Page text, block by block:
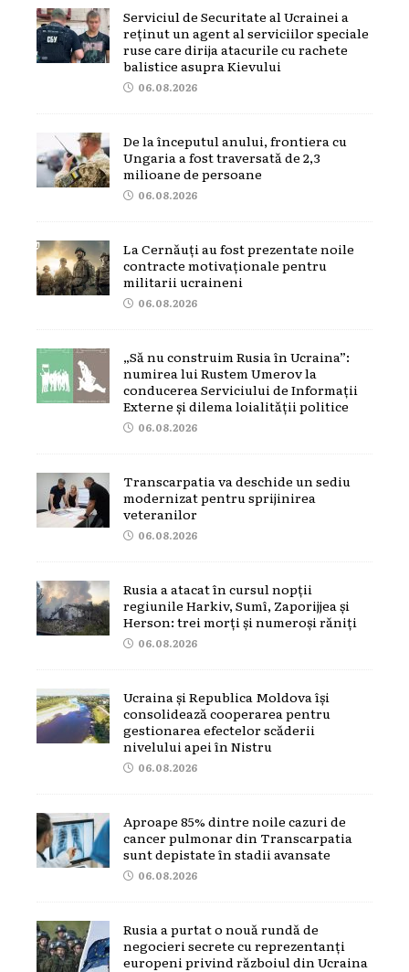
Serviciul de Securitate al Ucrainei a
reținut un agent al serviciilor speciale
ruse care dirija atacurile cu rachete
balistice asupra Kievului
06.08.2026
De la începutul anului, frontiera cu
Ungaria a fost traversată de 2,3
milioane de persoane
06.08.2026
La Cernăuți au fost prezentate noile
contracte motivaționale pentru
militarii ucraineni
06.08.2026
„Să nu construim Rusia în Ucraina”:
numirea lui Rustem Umerov la
conducerea Serviciului de Informații
Externe și dilema loialității politice
06.08.2026
Transcarpatia va deschide un sediu
modernizat pentru sprijinirea
veteranilor
06.08.2026
Rusia a atacat în cursul nopții
regiunile Harkiv, Sumî, Zaporijjea și
Herson: trei morți și numeroși răniți
06.08.2026
Ucraina și Republica Moldova își
consolidează cooperarea pentru
gestionarea efectelor scăderii
nivelului apei în Nistru
06.08.2026
Aproape 85% dintre noile cazuri de
cancer pulmonar din Transcarpatia
sunt depistate în stadii avansate
06.08.2026
Rusia a purtat o nouă rundă de
negocieri secrete cu reprezentanți
europeni privind războiul din Ucraina